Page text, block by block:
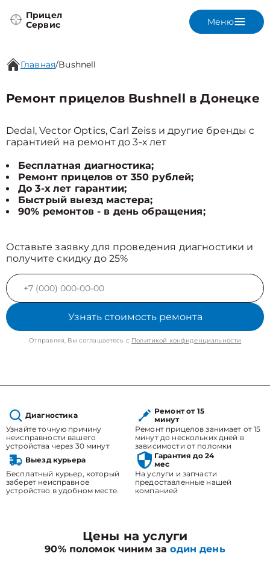
Прицел
Сервис
Меню
Главная/Bushnell
Ремонт прицелов Bushnell в Донецке
Dedal, Vector Optics, Carl Zeiss и другие бренды с
гарантией на ремонт до 3-х лет
Бесплатная диагностика;
Ремонт прицелов от 350 рублей;
До 3-х лет гарантии;
Быстрый выезд мастера;
90% ремонтов - в день обращения;
Оставьте заявку для проведения диагностики и
получите скидку до 25%
Узнать стоимость ремонта
Отправляя, Вы соглашаетесь с Политикой конфиденциальности
Диагностика
Узнайте точную причину
неисправности вашего
устройства через 30 минут
Ремонт от 15
минут
Ремонт прицелов занимает от 15
минут до нескольких дней в
зависимости от поломки
Выезд курьера
Бесплатный курьер, который
заберет неисправное
устройство в удобном месте.
Гарантия до 24
мес
На услуги и запчасти
предоставленные нашей
компанией
Цены на услуги
90% поломок чиним заодин день